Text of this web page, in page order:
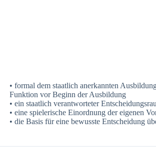
• formal dem staatlich anerkannten
Funktion vor Beginn der Ausbildung
• ein staatlich verantworteter
• eine spielerische Einordnung der eigenen
• die Basis für eine bewusste Entscheidung